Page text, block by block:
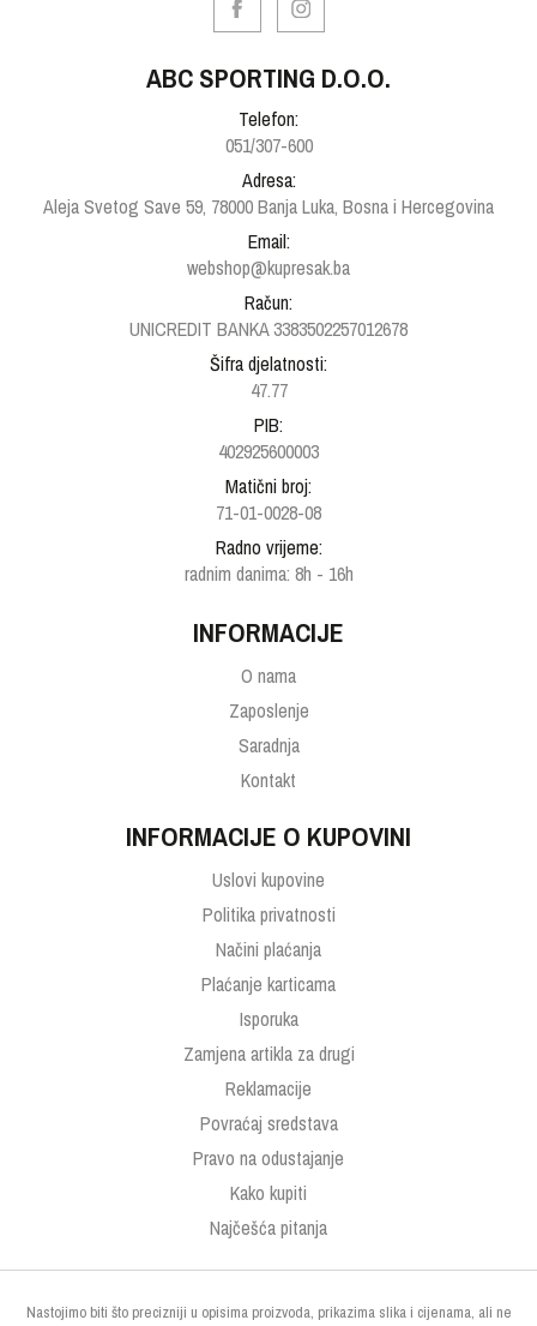
ABC SPORTING D.O.O.
Telefon:
051/307-600
Adresa:
Aleja Svetog Save 59, 78000 Banja Luka, Bosna i Hercegovina
Email:
webshop@kupresak.ba
Račun:
UNICREDIT BANKA 3383502257012678
Šifra djelatnosti:
47.77
PIB:
402925600003
Matični broj:
71-01-0028-08
Radno vrijeme:
radnim danima: 8h - 16h
INFORMACIJE
O nama
Zaposlenje
Saradnja
Kontakt
INFORMACIJE O KUPOVINI
Uslovi kupovine
Politika privatnosti
Načini plaćanja
Plaćanje karticama
Isporuka
Zamjena artikla za drugi
Reklamacije
Povraćaj sredstava
Pravo na odustajanje
Kako kupiti
Najčešća pitanja
Nastojimo biti što precizniji u opisima proizvoda, prikazima slika i cijenama, ali ne